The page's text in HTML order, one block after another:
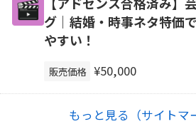
グ｜結婚・時事ネタ特価
やすい！
販売価格 ¥50,000
もっと見る（サイトマ